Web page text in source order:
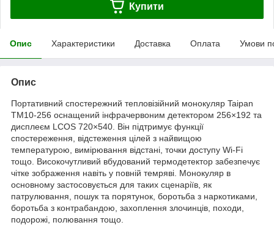
Купити
Опис Характеристики Доставка Оплата Умови
Опис
Портативний спостережний тепловізійний монокуляр Taipan
TM10-256 оснащений інфрачервоним детектором 256×192 та
дисплеєм LCOS 720×540. Він підтримує функції
спостереження, відстеження цілей з найвищою
температурою, вимірювання відстані, точки доступу Wi-Fi
тощо. Високочутливий вбудований термодетектор забезпечує
чітке зображення навіть у повній темряві. Монокуляр в
основному застосовується для таких сценаріїв, як
патрулювання, пошук та порятунок, боротьба з наркотиками,
боротьба з контрабандою, захоплення злочинців, походи,
подорожі, полювання тощо.